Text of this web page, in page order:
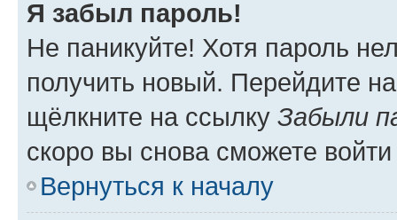
Я забыл пароль!
Не паникуйте! Хотя пароль
получить новый. Перейдите
щёлкните на ссылку Забыли
скоро вы снова сможете
Вернуться к началу